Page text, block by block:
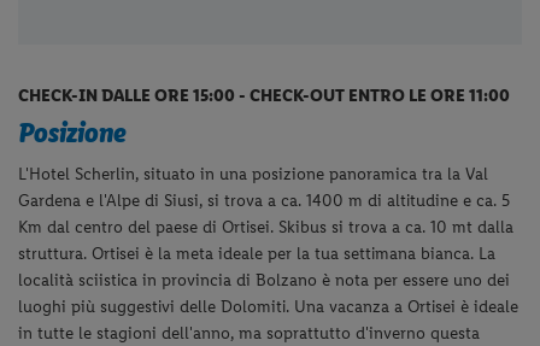
CHECK-IN DALLE ORE 15:00 - CHECK-OUT ENTRO LE ORE 11:00
Posizione
L'Hotel Scherlin, situato in una posizione panoramica tra la Val
Gardena e l'Alpe di Siusi, si trova a ca. 1400 m di altitudine e ca. 5
Km dal centro del paese di Ortisei. Skibus si trova a ca. 10 mt dalla
struttura. Ortisei è la meta ideale per la tua settimana bianca. La
località sciistica in provincia di Bolzano è nota per essere uno dei
luoghi più suggestivi delle Dolomiti. Una vacanza a Ortisei è ideale
in tutte le stagioni dell'anno, ma soprattutto d'inverno questa